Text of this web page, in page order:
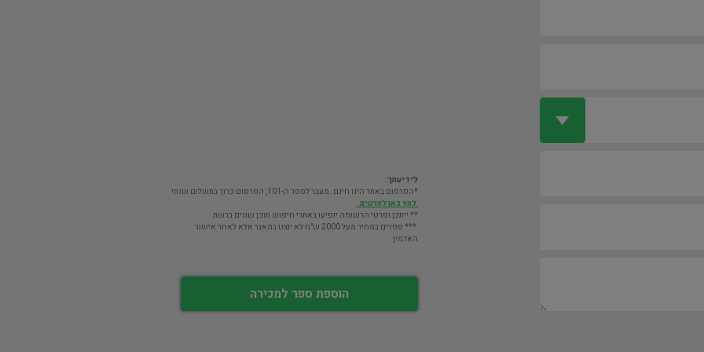
לידיעתך:
*הפרסום באתר הינו חינם. מעבר לספר ה-101, הפרסום כרוך בתשלום שנתי
לחץ כאן לפרטים.
** ייתכן ופרטי הרשומה יופיעו באתרי חיפוש תוכן שונים ברשת
*** ספרים במחיר מעל 2000 ש"ח לא יוצגו במאגר אלא לאחר אישור
האדמין.
הוספת ספר למכירה